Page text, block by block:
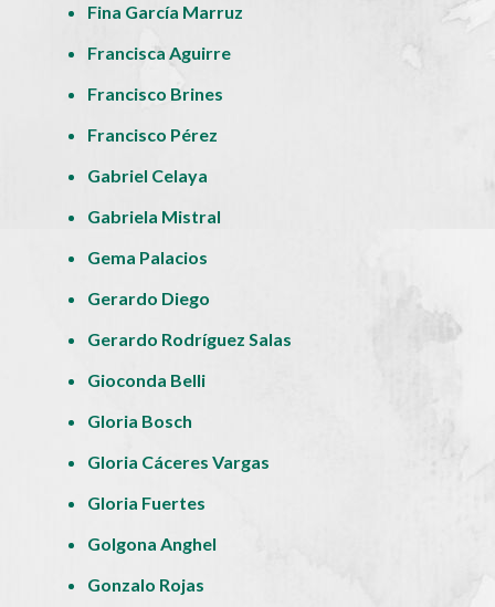
Fina García Marruz
Francisca Aguirre
Francisco Brines
Francisco Pérez
Gabriel Celaya
Gabriela Mistral
Gema Palacios
Gerardo Diego
Gerardo Rodríguez Salas
Gioconda Belli
Gloria Bosch
Gloria Cáceres Vargas
Gloria Fuertes
Golgona Anghel
Gonzalo Rojas